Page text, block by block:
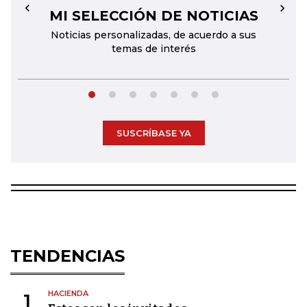
MI SELECCIÓN DE NOTICIAS
Noticias personalizadas, de acuerdo a sus
temas de interés
← →
SUSCRÍBASE YA
TENDENCIAS
1 HACIENDA